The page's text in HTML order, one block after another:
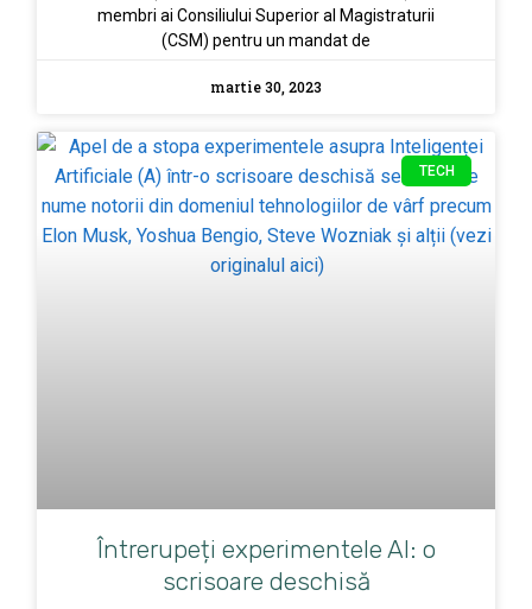
membri ai Consiliului Superior al Magistraturii
(CSM) pentru un mandat de
martie 30, 2023
TECH
Întrerupeți experimentele AI: o
scrisoare deschisă